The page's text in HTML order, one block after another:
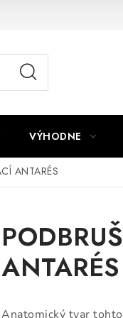
VÝHODNE
ANTARÉS
ANTARÉS
Anatomický tvar